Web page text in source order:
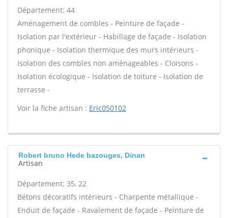
Département: 44
Aménagement de combles - Peinture de façade -
Isolation par l'extérieur - Habillage de façade - Isolation
phonique - Isolation thermique des murs intérieurs -
Isolation des combles non aménageables - Cloisons -
Isolation écologique - Isolation de toiture - Isolation de
terrasse -
Voir la fiche artisan : Eric050102
Robert bruno Hede bazouges, Dinan
Artisan
Département: 35, 22
Bétons décoratifs intérieurs - Charpente métallique -
Enduit de façade - Ravalement de façade - Peinture de